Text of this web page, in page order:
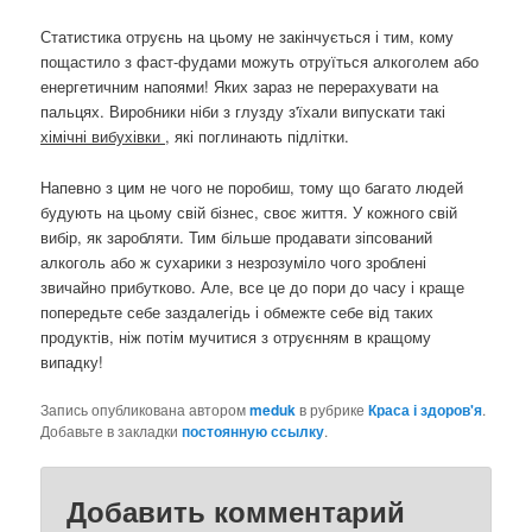
Статистика отруєнь на цьому не закінчується і тим, кому
пощастило з фаст-фудами можуть отруїться алкоголем або
енергетичним напоями! Яких зараз не перерахувати на
пальцях. Виробники ніби з глузду з'їхали випускати такі
хімічні вибухівки , які поглинають підлітки.
Напевно з цим не чого не поробиш, тому що багато людей
будують на цьому свій бізнес, своє життя. У кожного свій
вибір, як заробляти. Тим більше продавати зіпсований
алкоголь або ж сухарики з незрозуміло чого зроблені
звичайно прибутково. Але, все це до пори до часу і краще
попередьте себе заздалегідь і обмежте себе від таких
продуктів, ніж потім мучитися з отруєнням в кращому
випадку!
Запись опубликована авторомmedukв рубрикеКраса і здоров'я.
Добавьте в закладкипостоянную ссылку.
Добавить комментарий